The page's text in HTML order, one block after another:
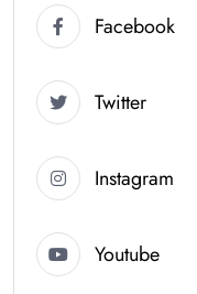
Facebook
Twitter
Instagram
Youtube